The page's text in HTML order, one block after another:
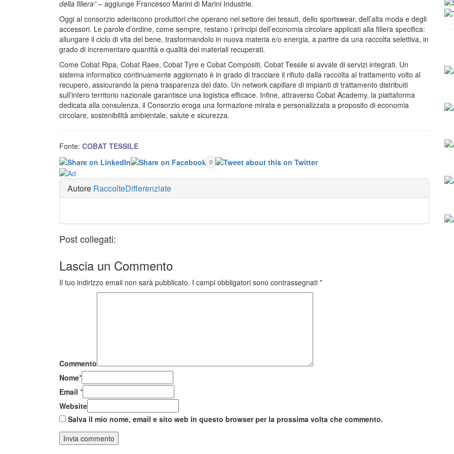
della filiera” – aggiunge Francesco Marini di Marini Industrie.
Oggi al consorzio aderiscono produttori che operano nel settore dei tessuti, dello sportswear, dell’alta moda e degli
accessori. Le parole d’ordine, come sempre, restano i principi dell’economia circolare applicati alla filiera specifica:
allungare il ciclo di vita del bene, trasformandolo in nuova materia e/o energia, a partire da una raccolta selettiva, in
grado di incrementare quantità e qualità dei materiali recuperati.
Come Cobat Ripa, Cobat Raee, Cobat Tyre e Cobat Compositi, Cobat Tessile si avvale di servizi integrati. Un
sistema informatico continuamente aggiornato è in grado di tracciare il rifiuto dalla raccolta al trattamento volto al
recupero, assicurando la piena trasparenza del dato. Un network capillare di impianti di trattamento distribuiti
sull’intero territorio nazionale garantisce una logistica efficace. Infine, attraverso Cobat Academy, la piattaforma
dedicata alla consulenza, il Consorzio eroga una formazione mirata e personalizzata a proposito di economia
circolare, sostenibilità̀ ambientale, salute e sicurezza.
Fonte: COBAT TESSILE
0
Autore RaccolteDifferenziate
Post collegati:
Lascia un Commento
Il tuo indirizzo email non sarà pubblicato. I campi obbligatori sono contrassegnati *
Commento
Nome*
Email *
Website
Salva il mio nome, email e sito web in questo browser per la prossima volta che commento.